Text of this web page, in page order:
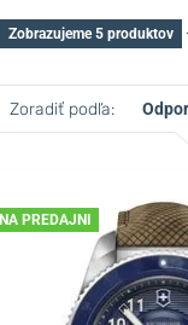
Zobrazujeme 5 produktov
Zoradiť podľa:
NA PREDAJNI